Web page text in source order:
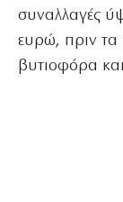
συναλλαγές
ευρώ, πριν τα
βυτιοφόρα